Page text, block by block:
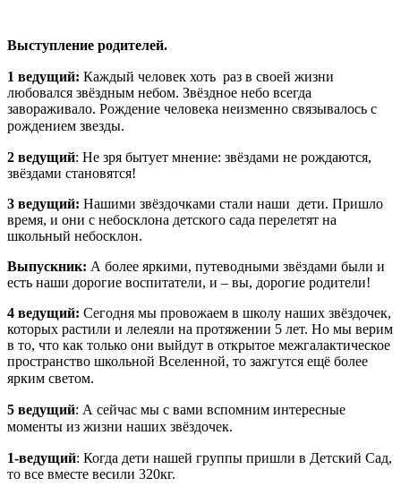
Выступление родителей.
1 ведущий: Каждый человек хоть раз в своей жизни
любовался звёздным небом. Звёздное небо всегда
завораживало. Рождение человека неизменно связывалось с
рождением звезды.
2 ведущий: Не зря бытует мнение: звёздами не рождаются,
звёздами становятся!
3 ведущий: Нашими звёздочками стали наши дети. Пришло
время, и они с небосклона детского сада перелетят на
школьный небосклон.
Выпускник: А более яркими, путеводными звёздами были и
есть наши дорогие воспитатели, и – вы, дорогие родители!
4 ведущий: Сегодня мы провожаем в школу наших звёздочек,
которых растили и лелеяли на протяжении 5 лет. Но мы верим
в то, что как только они выйдут в открытое межгалактическое
пространство школьной Вселенной, то зажгутся ещё более
ярким светом.
5 ведущий: А сейчас мы с вами вспомним интересные
моменты из жизни наших звёздочек.
1-ведущий: Когда дети нашей группы пришли в Детский Сад,
то все вместе весили 320кг.